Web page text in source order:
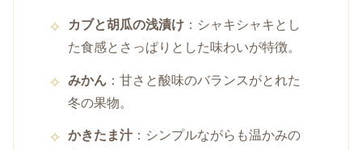
カブと胡瓜の浅漬け ：シャキシャキとし
た食感とさっぱりとした味わいが特徴。
みかん ：甘さと酸味のバランスがとれた
冬の果物。
かきたま汁：シンプルながらも温かみの